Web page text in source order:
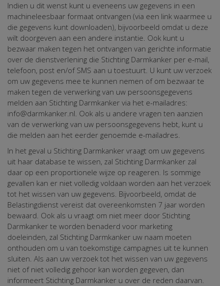
Indien u dit wenst kunt u eveneens uw gegevens in een
machineleesbaar formaat ontvangen (via een link waarmee u
die gegevens kunt downloaden), bijvoorbeeld omdat u deze
wilt doorgeven aan een andere instantie. Ook kunt u
bezwaar maken tegen het ontvangen van gerichte informatie
over de dienstverlening die Stichting Darmkanker per e-mail,
telefoon, post en/of SMS aan u toestuurt. U kunt uw verzoek
om uw gegevens mee te kunnen nemen of om bezwaar te
maken tegen de verwerking van uw persoonsgegevens
melden aan Stichting Darmkanker via het e-mailadres:
info@darmkanker.nl. Ook als u andere vragen ten aanzien
van de verwerking van uw persoonsgegevens hebt, kunt u
die melden aan het eerder genoemde e-mailadres.
In het geval u Stichting Darmkanker vraagt om uw gegevens
uit haar database te wissen, zal Stichting Darmkanker zal
daar op een proportionele wijze op reageren. Is sommige
gevallen kan er niet volledig voldaan worden aan het verzoek
tot het wissen van uw gegevens. Bijvoorbeeld, omdat de
Belastingdienst vereist dat overeenkomsten 7 jaar worden
bewaard. Ook als u vraagt om niet meer door Stichting
Darmkanker te worden benaderd voor marketing
doeleinden, zal Stichting Darmkanker uw naam moeten
onthouden om u van toekomstige campagnes uit te kunnen
sluiten. Als aan uw verzoek tot het wissen van uw gegevens
niet of niet volledig gehoor kan worden gegeven, dan
informeert Stichting Darmkanker u over de reden daarvan.